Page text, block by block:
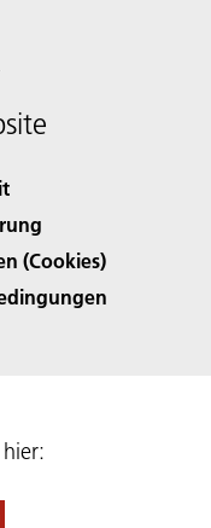
(Cookies)